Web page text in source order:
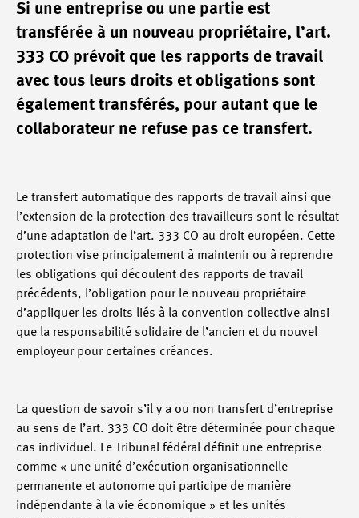
Si une entreprise ou une partie est
transférée à un nouveau propriétaire, l’art.
333 CO prévoit que les rapports de travail
avec tous leurs droits et obligations sont
également transférés, pour autant que le
collaborateur ne refuse pas ce transfert.
Le transfert automatique des rapports de travail ainsi que
l’extension de la protection des travailleurs sont le résultat
d’une adaptation de l’art. 333 CO au droit européen. Cette
protection vise principalement à maintenir ou à reprendre
les obligations qui découlent des rapports de travail
précédents, l’obligation pour le nouveau propriétaire
d’appliquer les droits liés à la convention collective ainsi
que la responsabilité solidaire de l’ancien et du nouvel
employeur pour certaines créances.
La question de savoir s’il y a ou non transfert d’entreprise
au sens de l’art. 333 CO doit être déterminée pour chaque
cas individuel. Le Tribunal fédéral définit une entreprise
comme « une unité d’exécution organisationnelle
permanente et autonome qui participe de manière
indépendante à la vie économique » et les unités